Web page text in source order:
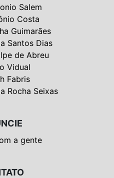
Salem
Costa
Guimarães
Santos Dias
de Abreu
Vidual
Fabris
Rocha Seixas
a gente